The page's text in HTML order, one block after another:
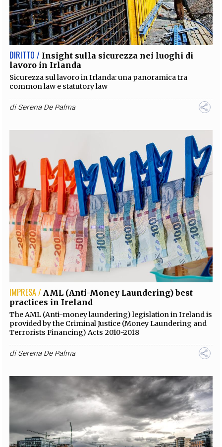
DIRITTO / Insight sulla sicurezza nei luoghi di
lavoro in Irlanda
Sicurezza sul lavoro in Irlanda: una panoramica tra
common law e statutory law
diSerena De Palma
IMPRESA / AML (Anti-Money Laundering) best
practices in Ireland
The AML (Anti-money laundering) legislation in Ireland is
provided by the Criminal Justice (Money Laundering and
Terrorists Financing) Acts 2010-2018
diSerena De Palma